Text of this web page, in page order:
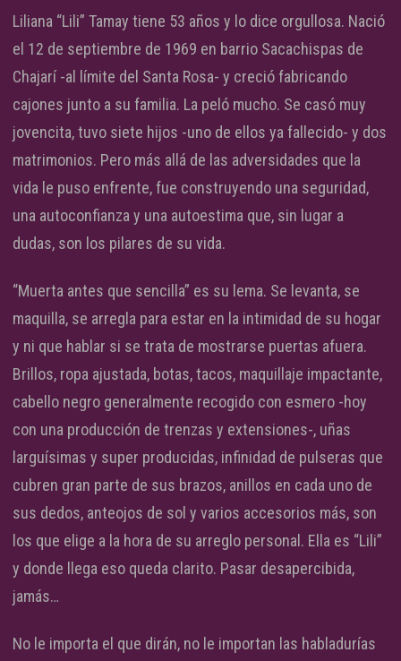
Liliana “Lili” Tamay tiene 53 años y lo dice orgullosa. Nació
el 12 de septiembre de 1969 en barrio Sacachispas de
Chajarí -al límite del Santa Rosa- y creció fabricando
cajones junto a su familia. La peló mucho. Se casó muy
jovencita, tuvo siete hijos -uno de ellos ya fallecido- y dos
matrimonios. Pero más allá de las adversidades que la
vida le puso enfrente, fue construyendo una seguridad,
una autoconfianza y una autoestima que, sin lugar a
dudas, son los pilares de su vida.
“Muerta antes que sencilla” es su lema. Se levanta, se
maquilla, se arregla para estar en la intimidad de su hogar
y ni que hablar si se trata de mostrarse puertas afuera.
Brillos, ropa ajustada, botas, tacos, maquillaje impactante,
cabello negro generalmente recogido con esmero -hoy
con una producción de trenzas y extensiones-, uñas
larguísimas y super producidas, infinidad de pulseras que
cubren gran parte de sus brazos, anillos en cada uno de
sus dedos, anteojos de sol y varios accesorios más, son
los que elige a la hora de su arreglo personal. Ella es “Lili”
y donde llega eso queda clarito. Pasar desapercibida,
jamás…
No le importa el que dirán, no le importan las habladurías